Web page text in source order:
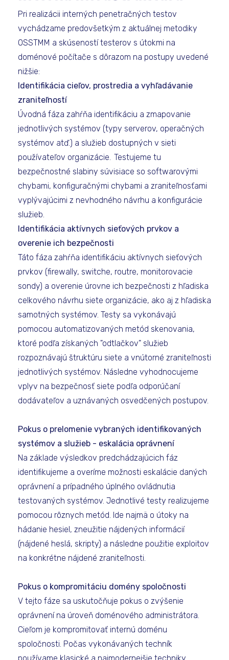
Pri realizácii interných penetračných testov
vychádzame predovšetkým z aktuálnej metodiky
OSSTMM a skúseností testerov s útokmi na
doménové počítače s dôrazom na postupy uvedené
nižšie:
Identifikácia cieľov, prostredia a vyhľadávanie
zraniteľností
Úvodná fáza zahŕňa identifikáciu a zmapovanie
jednotlivých systémov (typy serverov, operačných
systémov atď.) a služieb dostupných v sieti
používateľov organizácie. Testujeme tu
bezpečnostné slabiny súvisiace so softwarovými
chybami, konfiguračnými chybami a zraniteľnosťami
vyplývajúcimi z nevhodného návrhu a konfigurácie
služieb.
Identifikácia aktívnych sieťových prvkov a
overenie ich bezpečnosti
Táto fáza zahŕňa identifikáciu aktívnych sieťových
prvkov (firewally, switche, routre, monitorovacie
sondy) a overenie úrovne ich bezpečnosti z hľadiska
celkového návrhu siete organizácie, ako aj z hľadiska
samotných systémov. Testy sa vykonávajú
pomocou automatizovaných metód skenovania,
ktoré podľa získaných "odtlačkov" služieb
rozpoznávajú štruktúru siete a vnútorné zraniteľnosti
jednotlivých systémov. Následne vyhodnocujeme
vplyv na bezpečnosť siete podľa odporúčaní
dodávateľov a uznávaných osvedčených postupov.
Pokus o prelomenie vybraných identifikovaných
systémov a služieb - eskalácia oprávnení
Na základe výsledkov predchádzajúcich fáz
identifikujeme a overíme možnosti eskalácie daných
oprávnení a prípadného úplného ovládnutia
testovaných systémov. Jednotlivé testy realizujeme
pomocou rôznych metód. Ide najmä o útoky na
hádanie hesiel, zneužitie nájdených informácií
(nájdené heslá, skripty) a následne použitie exploitov
na konkrétne nájdené zraniteľnosti.
Pokus o kompromitáciu domény spoločnosti
V tejto fáze sa uskutočňuje pokus o zvýšenie
oprávnení na úroveň doménového administrátora.
Cieľom je kompromitovať internú doménu
spoločnosti. Počas vykonávaných techník